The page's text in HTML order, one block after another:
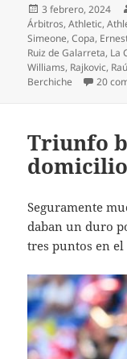
Publicado
el
3 febrero, 2024
Árbitros,Athletic,
Simeone,Copa,
Ruiz de Galarreta, La
Williams, Rajkovic,
Berchiche
20
Triunfo
Seguramente
daban un duro
tres puntos en el